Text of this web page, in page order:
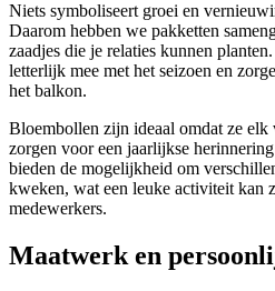
Niets symboliseert groei en
Daarom hebben we pakketten
zaadjes die je relaties kunnen
letterlijk mee met het seizoen en
het balkon.
Bloembollen zijn ideaal omdat ze
zorgen voor een jaarlijkse
bieden de mogelijkheid om
kweken, wat een leuke activiteit kan
medewerkers.
Maatwerk en